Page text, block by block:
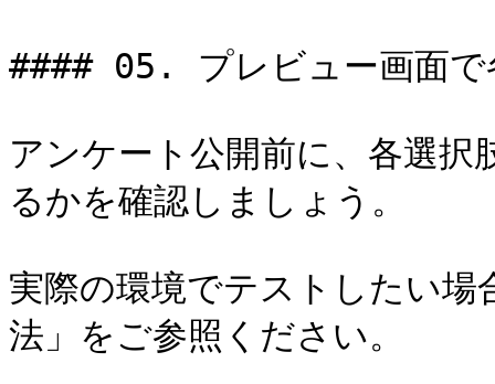
#### 05. プレビュー画面で
アンケート公開前に、各選
るかを確認しましょう。
実際の環境でテストしたい
法」をご参照ください。